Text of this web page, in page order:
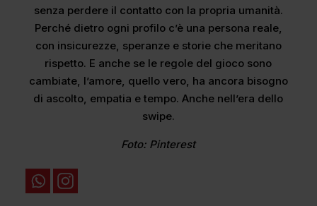
senza perdere il contatto con la propria umanità.
Perché dietro ogni profilo c’è una persona reale,
con insicurezze, speranze e storie che meritano
rispetto. E anche se le regole del gioco sono
cambiate, l’amore, quello vero, ha ancora bisogno
di ascolto, empatia e tempo. Anche nell’era dello
swipe.
Foto: Pinterest